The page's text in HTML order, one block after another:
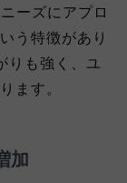
ーズにアプロ
う特徴があり
りも強く、ユ
ます。
加